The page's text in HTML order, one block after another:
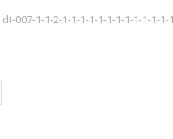
dt-007-1-1-2-1-1-1-1-1-1-1-1-1-1-1-1-